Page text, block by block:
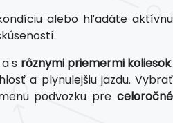
alebo hľadáte aktívnu
s rôznymi priemermi koliesok.
a plynulejšiu jazdu. Vybrať
podvozku preceloročné